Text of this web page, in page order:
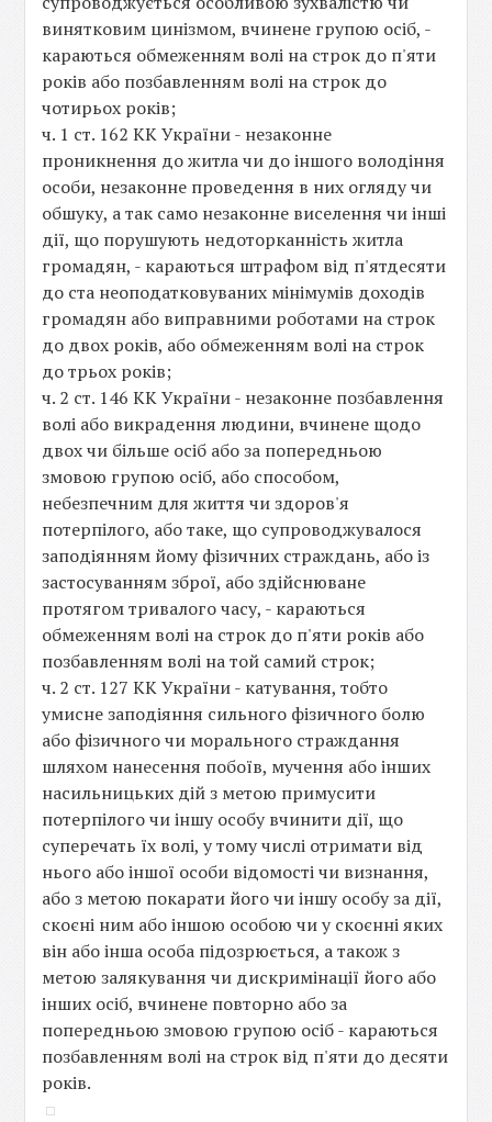
винятковим цинізмом, вчинене групою осіб, -
караються обмеженням волі на строк до п'яти
років або позбавленням волі на строк до
чотирьох років;
ч. 1 ст. 162 КК України - незаконне
проникнення до житла чи до іншого володіння
особи, незаконне проведення в них огляду чи
обшуку, а так само незаконне виселення чи інші
дії, що порушують недоторканність житла
громадян, - караються штрафом від п'ятдесяти
до ста неоподатковуваних мінімумів доходів
громадян або виправними роботами на строк
до двох років, або обмеженням волі на строк
до трьох років;
ч. 2 ст. 146 КК України - незаконне позбавлення
волі або викрадення людини, вчинене щодо
двох чи більше осіб або за попередньою
змовою групою осіб, або способом,
небезпечним для життя чи здоров'я
потерпілого, або таке, що супроводжувалося
заподіянням йому фізичних страждань, або із
застосуванням зброї, або здійснюване
протягом тривалого часу, - караються
обмеженням волі на строк до п'яти років або
позбавленням волі на той самий строк;
ч. 2 ст. 127 КК України - катування, тобто
умисне заподіяння сильного фізичного болю
або фізичного чи морального страждання
шляхом нанесення побоїв, мучення або інших
насильницьких дій з метою примусити
потерпілого чи іншу особу вчинити дії, що
суперечать їх волі, у тому числі отримати від
нього або іншої особи відомості чи визнання,
або з метою покарати його чи іншу особу за дії,
скоєні ним або іншою особою чи у скоєнні яких
він або інша особа підозрюється, а також з
метою залякування чи дискримінації його або
інших осіб, вчинене повторно або за
попередньою змовою групою осіб - караються
позбавленням волі на строк від п'яти до десяти
років.